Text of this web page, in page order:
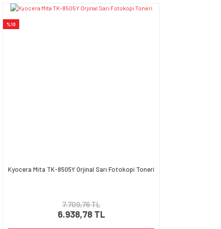
Yorum Yaz
%10
Kyocera Mita TK-8505Y Orjinal Sarı Fotokopi Toneri
7.709,76 TL
6.938,78 TL